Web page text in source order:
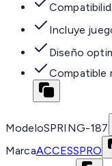
Incluye
Diseño
Compatible
ModeloSPRING-187
MarcaACCESSPRO